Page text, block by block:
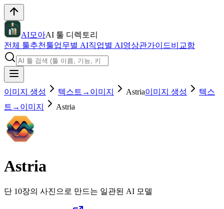
AI모아AI 툴 디렉토리
전체 툴추천툴업무별 AI직업별 AI영상관가이드비교함
이미지 생성 텍스트→이미지 Astria이미지 생성
텍스
트→이미지
Astria
Astria
단 10장의 사진으로 만드는 일관된 AI 모델